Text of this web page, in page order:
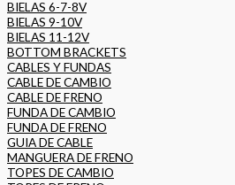
BIELAS 6-7-8V
BIELAS 9-10V
BIELAS 11-12V
BOTTOM BRACKETS
CABLES Y FUNDAS
CABLE DE CAMBIO
CABLE DE FRENO
FUNDA DE CAMBIO
FUNDA DE FRENO
GUIA DE CABLE
MANGUERA DE FRENO
TOPES DE CAMBIO